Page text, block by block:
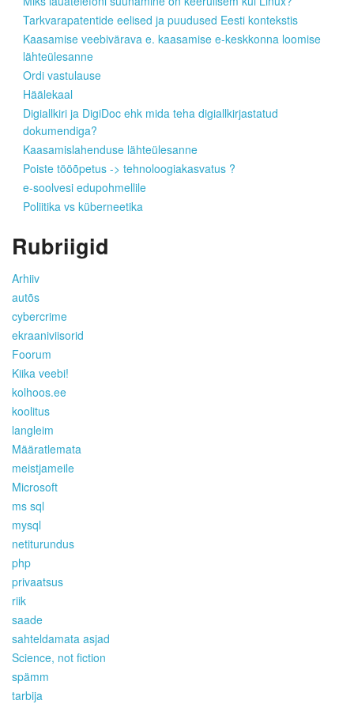
Tarkvarapatentide eelised ja puudused Eesti kontekstis
Kaasamise veebivärava e. kaasamise e-keskkonna loomise
lähteülesanne
Ordi vastulause
Häälekaal
Digiallkiri ja DigiDoc ehk mida teha digiallkirjastatud
dokumendiga?
Kaasamislahenduse lähteülesanne
Poiste tööõpetus -> tehnoloogiakasvatus ?
e-soolvesi edupohmellile
Poliitika vs küberneetika
Rubriigid
Arhiiv
autõs
cybercrime
ekraaniviisorid
Foorum
Kiika veebi!
kolhoos.ee
koolitus
langleim
Määratlemata
meistjameile
Microsoft
ms sql
mysql
netiturundus
php
privaatsus
riik
saade
sahteldamata asjad
Science, not fiction
spämm
tarbija